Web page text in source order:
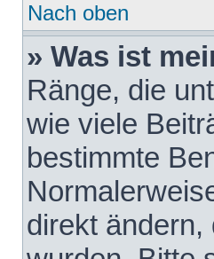
Nach oben
» Was ist
Ränge, die
wie viele
bestimmte
direkt